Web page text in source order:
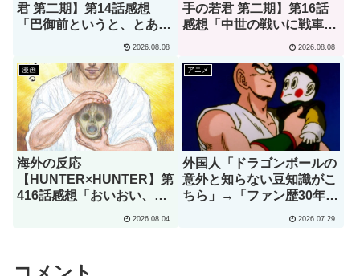
君 第二期】第14話感想
「巴御前というと、とある
ゲームオタクを思い浮かべ
2026.08.08
手の若君 第二期】第16話
感想「中世の戦いに戦車持
2026.08.08
漫画
海外の反応
【HUNTER×HUNTER】第
416話感想「おいおい、文
2026.08.04
アニメ
外国人「ドラゴンボールの
意外と知らない豆知識がこ
ちら」→「ファン歴30年で
2026.07.29